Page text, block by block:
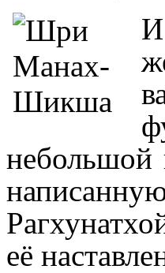
И
небольшой
её